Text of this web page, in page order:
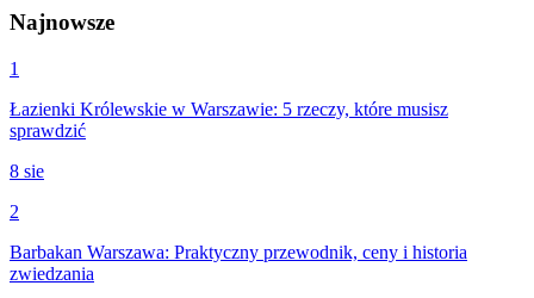
Najnowsze
1
Łazienki Królewskie w Warszawie: 5 rzeczy, które musisz
sprawdzić
8 sie
2
Barbakan Warszawa: Praktyczny przewodnik, ceny i historia
zwiedzania